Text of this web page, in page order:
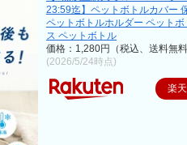
23:59迄】ペットボトルカバー
ペットボトルホルダー ペット
ス ペットボトル
価格：1,280円（税込、送料無
(2026/5/24時点)
楽